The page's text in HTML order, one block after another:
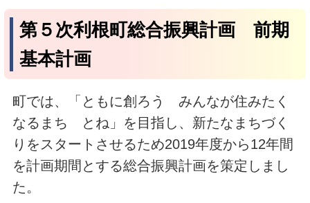
第５次利根町総合振興計画 前期
基本計画
町では、「ともに創ろう みんなが住みたく
なるまち とね」を目指し、新たなまちづく
りをスタートさせるため2019年度から12年間
を計画期間とする総合振興計画を策定しまし
た。